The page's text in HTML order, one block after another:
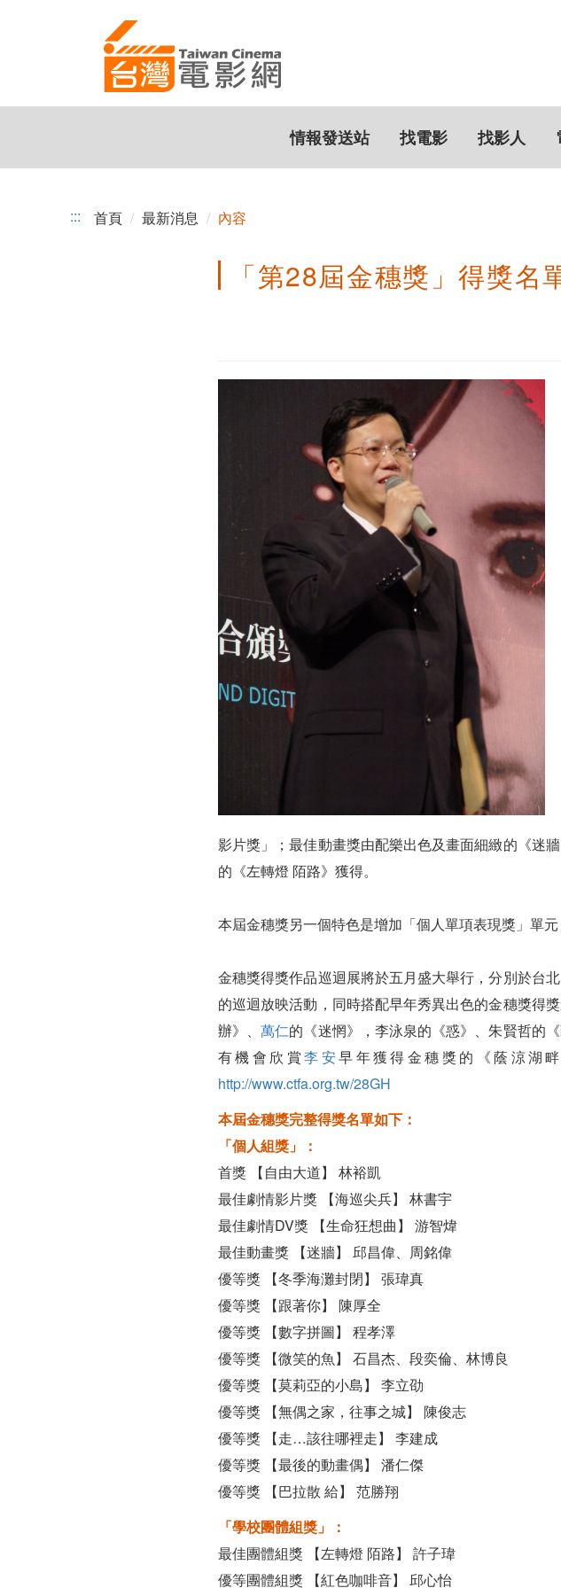
金 情報發送站 找電影 找影人
::: 首頁 最新消息 內容
「第28屆金穗獎」得獎名
影片獎」；最佳動畫獎由配樂出色及畫面細緻的《迷
的《左轉燈 陌路》獲得。
本屆金穗獎另一個特色是增加「個人單項表現獎」單
金穗獎得獎作品巡迴展將於五月盛大舉行，分別於台
的巡迴放映活動，同時搭配早年秀異出色的金穗獎得
辦》、萬仁的《迷惘》，李泳泉的《惑》、朱賢哲的
有機會欣賞李安早年獲得金穗獎的《蔭涼湖
http://www.ctfa.org.tw/28GH
本屆金穗獎完整得獎名單如下：
「個人組獎」：
首獎 【自由大道】 林裕凱
最佳劇情影片獎 【海巡尖兵】 林書宇
最佳劇情DV獎 【生命狂想曲】 游智煒
最佳動畫獎 【迷牆】 邱昌偉、周銘偉
優等獎 【冬季海灘封閉】 張瑋真
優等獎 【跟著你】 陳厚全
優等獎 【數字拼圖】 程孝澤
優等獎 【微笑的魚】 石昌杰、段奕倫、林博良
優等獎 【莫莉亞的小島】 李立劭
優等獎 【無偶之家，往事之城】 陳俊志
優等獎 【走…該往哪裡走】 李建成
優等獎 【最後的動畫偶】 潘仁傑
優等獎 【巴拉散 給】 范勝翔
「學校團體組獎」：
最佳團體組獎 【左轉燈 陌路】 許子瑋
優等團體組獎 【紅色咖啡音】 邱心怡